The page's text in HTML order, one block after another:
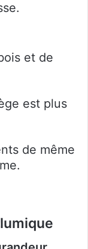
et de
est plus
de même